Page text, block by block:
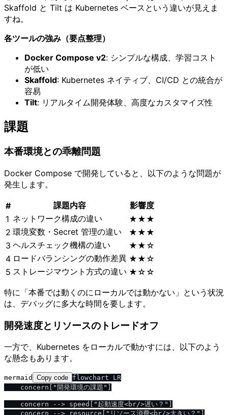
Skaffold と Tilt は Kubernetes ベースという違いが見えま
すね。
各ツールの強み（要点整理）
Docker Compose v2: シンプルな構成、学習コスト
が低い
Skaffold: Kubernetes ネイティブ、CI/CD との統合が
容易
Tilt: リアルタイム開発体験、高度なカスタマイズ性
課題
本番環境との乖離問題
Docker Compose で開発していると、以下のような問題が
発生します。
# 課題内容
影響度
1 ネットワーク構成の違い
★★★
2 環境変数・Secret 管理の違い
★★★
3 ヘルスチェック機構の違い
★★☆
4 ロードバランシングの動作差異 ★★☆
5 ストレージマウント方式の違い ★☆☆
特に「本番では動くのにローカルでは動かない」という状況
は、デバッグに多大な時間を要します。
開発速度とリソースのトレードオフ
一方で、Kubernetes をローカルで動かすには、以下のよう
な懸念もあります。
mermaid Copy code flowchart LR
    concern["開発環境の課題"]
    concern --> speed["起動速度<br/>遅い？"]
    concern --> resource["リソース消費<br/>大きい？"]